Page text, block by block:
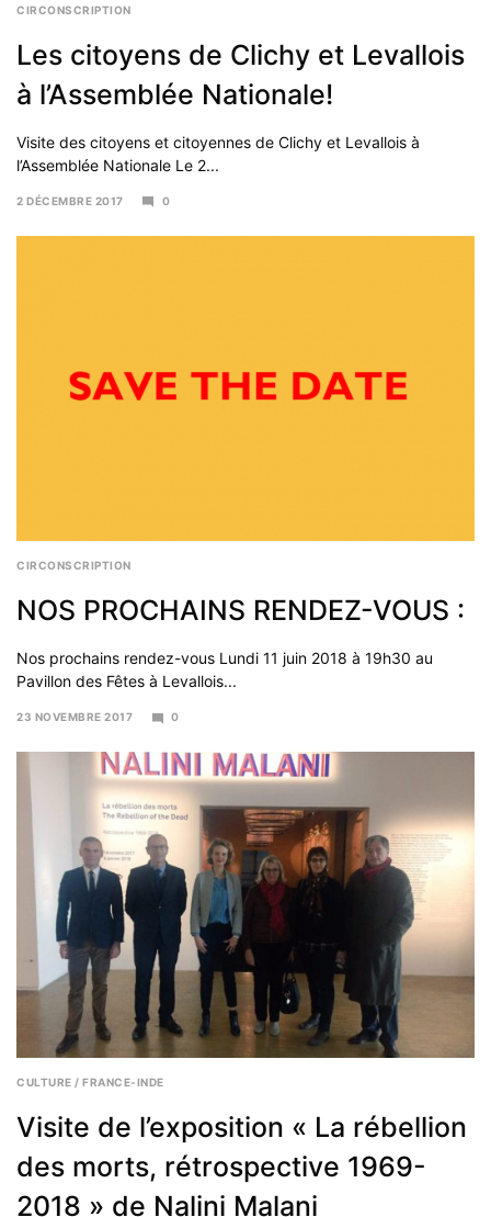
CIRCONSCRIPTION
Les citoyens de Clichy et Levallois
à l’Assemblée Nationale!
Visite des citoyens et citoyennes de Clichy et Levallois à
l’Assemblée Nationale Le 2...
2 DÉCEMBRE 2017
0
CIRCONSCRIPTION
NOS PROCHAINS RENDEZ-VOUS :
Nos prochains rendez-vous Lundi 11 juin 2018 à 19h30 au
Pavillon des Fêtes à Levallois...
23 NOVEMBRE 2017
0
CULTURE / FRANCE-INDE
Visite de l’exposition « La rébellion
des morts, rétrospective 1969-
2018 » de Nalini Malani